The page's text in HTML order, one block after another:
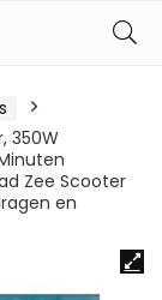
350W
Zee Scooter
en